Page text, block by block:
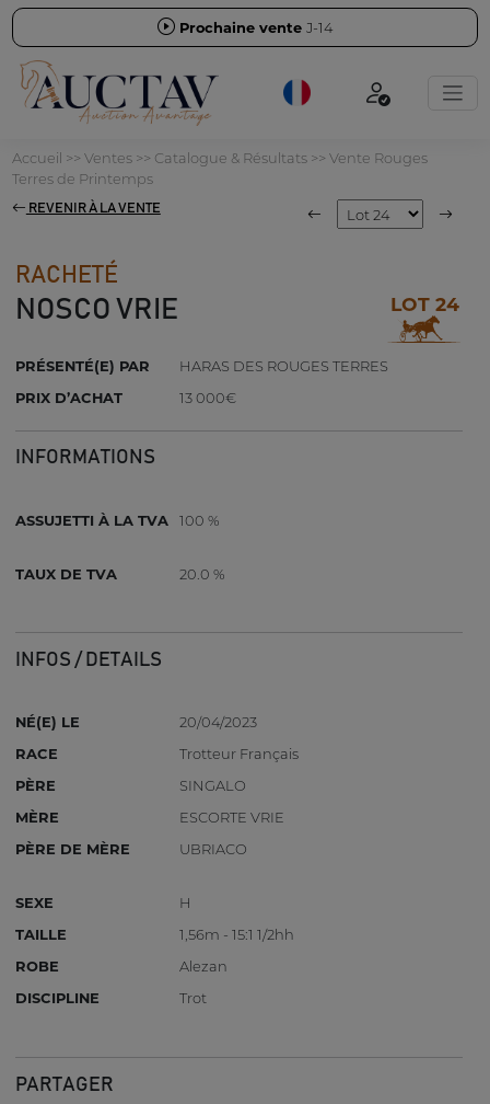
Prochaine vente J-14
Accueil >> Ventes>> Catalogue & Résultats>> Vente Rouges
Terres de Printemps
REVENIR À LA VENTE
RACHETÉ
NOSCO VRIE LOT 24
PRÉSENTÉ(E) PAR
HARAS DES ROUGES TERRES
PRIX D’ACHAT
13 000€
INFORMATIONS
ASSUJETTI À LA TVA 100 %
TAUX DE TVA 20.0 %
INFOS / DETAILS
NÉ(E) LE
20/04/2023
RACE
Trotteur Français
PÈRE
SINGALO
MÈRE
ESCORTE VRIE
PÈRE DE MÈRE
UBRIACO
SEXE
H
TAILLE
1,56m - 15:1 1/2hh
ROBE
Alezan
DISCIPLINE
Trot
PARTAGER